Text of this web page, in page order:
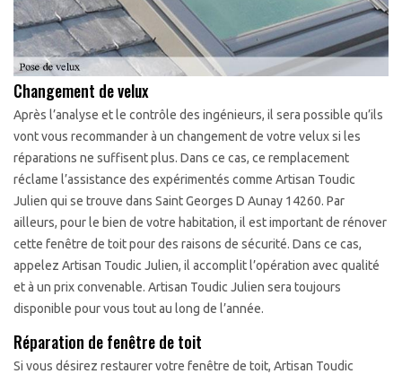
Changement de velux
Après l’analyse et le contrôle des ingénieurs, il sera possible qu’ils
vont vous recommander à un changement de votre velux si les
réparations ne suffisent plus. Dans ce cas, ce remplacement
réclame l’assistance des expérimentés comme Artisan Toudic
Julien qui se trouve dans Saint Georges D Aunay 14260. Par
ailleurs, pour le bien de votre habitation, il est important de rénover
cette fenêtre de toit pour des raisons de sécurité. Dans ce cas,
appelez Artisan Toudic Julien, il accomplit l’opération avec qualité
et à un prix convenable. Artisan Toudic Julien sera toujours
disponible pour vous tout au long de l’année.
Réparation de fenêtre de toit
Si vous désirez restaurer votre fenêtre de toit, Artisan Toudic